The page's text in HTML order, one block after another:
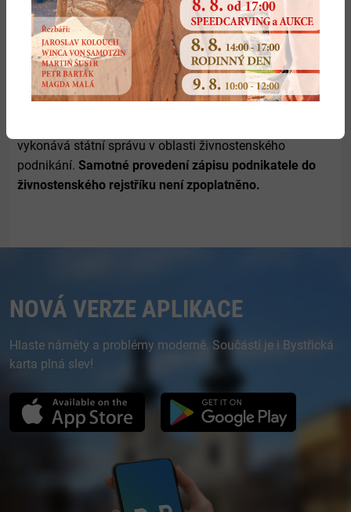
na tyto nabídky nereagovali. Živnostenský úřad sděluje,
že s těmito aktivitami nemá nic společného,od
podobných aktivit se distancuje.
Jediným zákonem stanovenýmpoplatkem za ohlášení
živnosti nebo přijetí žádosti o koncesi je částka 1 000 Kč.
vykonává státní správu v oblasti živnostenského
podnikání. Samotné provedení zápisu podnikatele do
živnostenského rejstříku není zpoplatněno.
NOVÁ VERZE APLIKACE
Hlaste náměty a problémy moderně. Součástí je i Bystřická
karta plná slev!